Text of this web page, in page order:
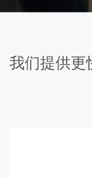
我们提供更